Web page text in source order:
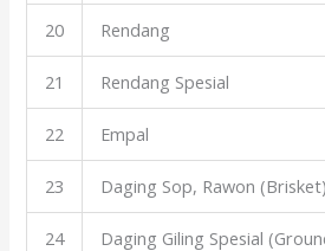
20 Rendang
21 Rendang Spesial
22 Empal
23 Daging Sop, Rawon (Brisket)
24
Daging Giling Spesial